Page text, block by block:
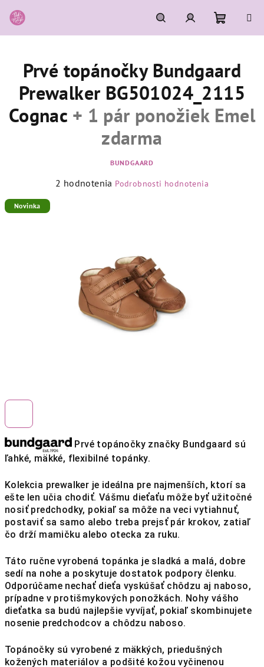
na
obsah
HľadaťPrihlásenie
košík
Prvé topánočky značky Bundgaard sú
ľahké, mäkké, flexibilné topánky.
Kolekcia prewalker je ideálna pre najmenších, ktorí sa
ešte len učia chodiť. Vášmu dieťaťu môže byť užitočné
nosiť predchodky, pokiaľ sa môže na veci vytiahnuť,
postaviť sa samo alebo treba prejsť pár krokov, zatiaľ
čo drží mamičku alebo otecka za ruku.
Táto ručne vyrobená topánka je sladká a malá, dobre
sedí na nohe a poskytuje dostatok podpory členku.
Odporúčame nechať dieťa vyskúšať chôdzu aj naboso,
prípadne v protišmykových ponožkách. Nohy vášho
dieťatka sa budú najlepšie vyvíjať, pokiaľ skombinujete
nosenie predchodcov a chôdzu naboso.
Topánočky sú vyrobené z mäkkých, priedušných
kožených materiálov a podšité kožou vyčinenou
Prvé topánočky Bundgaard
Prewalker BG501024_2115
Cognac + 1 pár ponožiek Emel
zdarma
BUNDGAARD
Priemerné
hviezdičiek.
2 hodnotenia Podrobnosti hodnotenia
Novinka